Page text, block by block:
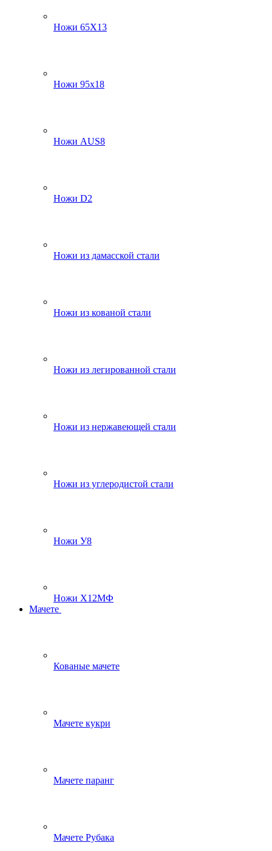
Ножи 65Х13
Ножи 95х18
Ножи AUS8
Ножи D2
Ножи из дамасской стали
Ножи из кованой стали
Ножи из легированной стали
Ножи из нержавеющей стали
Ножи из углеродистой стали
Ножи У8
Ножи Х12МФ
Мачете
Кованые мачете
Мачете кукри
Мачете паранг
Мачете Рубака